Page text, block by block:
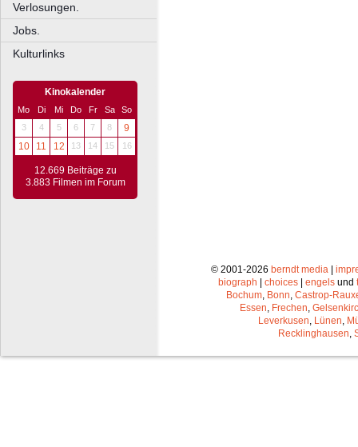
Verlosungen.
Jobs.
Kulturlinks
Kinokalender
Mo Di Mi Do Fr Sa
So
3
4 5 6 7 8
9
10
11 12 13 14 15 16
12.669 Beiträge zu
3.883 Filmen im Forum
© 2001-2026 berndt media|
biograph
choices engels und
Bochum, Bonn, Castrop-
Essen, Frechen,
Leverkusen, Lünen,
Recklinghausen,